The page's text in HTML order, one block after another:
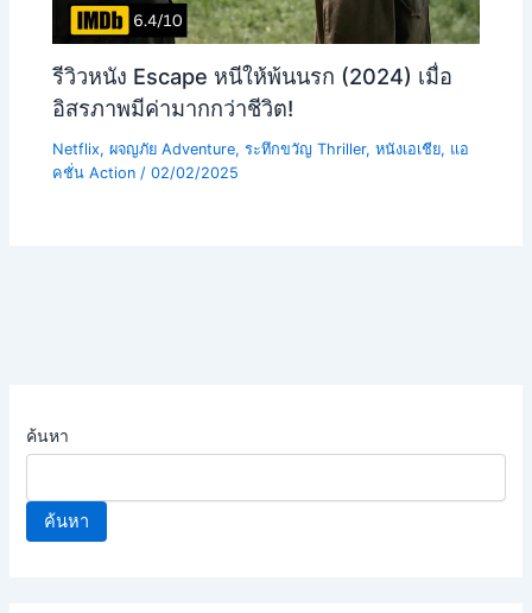
รีวิวหนัง Escape หนีให้พ้นนรก (2024) เมื่อ
อิสรภาพมีค่ามากกว่าชีวิต!
Netflix,ผจญภัย Adventure,ระทึกขวัญ Thriller,หนังเอเชีย, แอ
คชั่น Action /02/02/2025
ค้นหา
ค้นหา